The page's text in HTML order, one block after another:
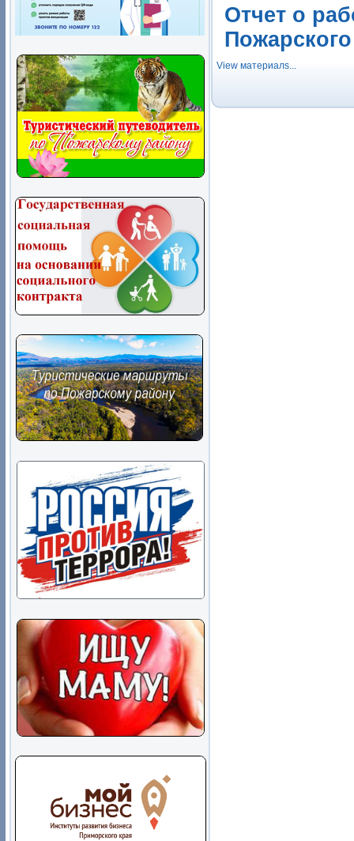
Отчет о
View материалs...